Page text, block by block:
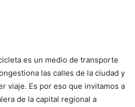
es un medio de transporte
las calles de la ciudad y
viaje. Es por eso que invitamos a
de la capital regional a